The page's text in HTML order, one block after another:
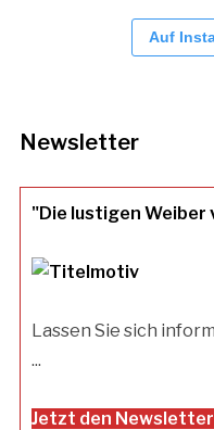
Auf
Newsletter
"Die lustigen Weiber
Lassen Sie sich
...
Jetzt den Newsletter